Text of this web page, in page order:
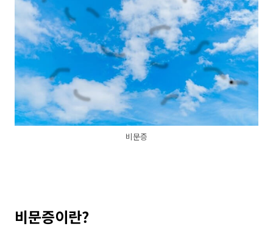
비문증
비문증이란?